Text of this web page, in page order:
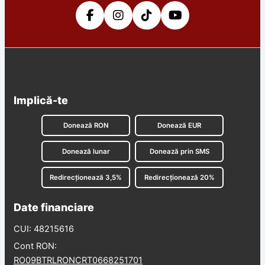
Implică-te
Donează RON Donează EUR
Donează lunar Donează prin SMS
Redirecționează 3,5% Redirecționează 20%
Date financiare
CUI: 48215616
Cont RON:
RO09BTRLRONCRT0668251701